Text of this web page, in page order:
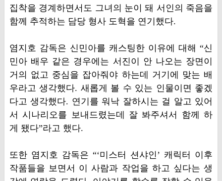
집착을 경계하면서도 그녀의 눈이 돼 서인의 죽음을
함께 추적하는 담당 형사 도혁을 연기했다.
염지호 감독은 신민아를 캐스팅한 이유에 대해 “신
민아 배우 같은 경우에는 서진이 안 나오는 장면이
거의 없고 중심을 잡아줘야 하는데 거기에 맞는 배
우라고 생각했다. 새롭게 볼 수 있는 인물이면 좋겠
다고 생각했다. 연기를 워낙 잘하시는 걸 알고 있어
서 시나리오를 보내드렸는데 잘 봐주셔서 함께 하
게 됐다”라고 했다.
또한 염지호 감독은 “‘미스터 션샤인’ 캐릭터 이후
작품들을 보면서 이 사람과 작업을 하고 싶다는 생